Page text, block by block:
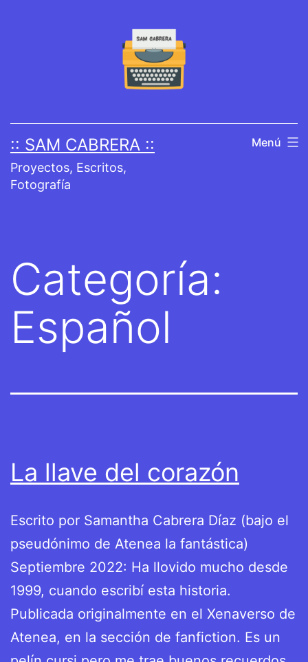
:: SAM CABRERA ::
Proyectos, Escritos,
Fotografía
Menú
Categoría:
Español
La llave del corazón
Escrito por Samantha Cabrera Díaz (bajo el
pseudónimo de Atenea la fantástica)
Septiembre 2022: Ha llovido mucho desde
1999, cuando escribí esta historia.
Publicada originalmente en el Xenaverso de
Atenea, en la sección de fanfiction. Es un